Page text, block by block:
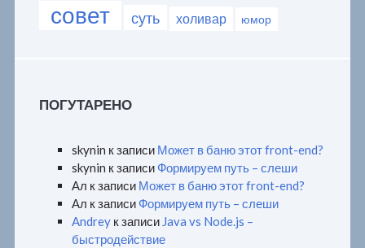
совет суть холивар юмор
ПОГУТАРЕНО
skynin к записи Может в баню этот front-end?
skynin к записи Формируем путь – слеши
Ал к записи Может в баню этот front-end?
Ал к записи Формируем путь – слеши
Andrey к записи Java vs Node.js –
быстродействие